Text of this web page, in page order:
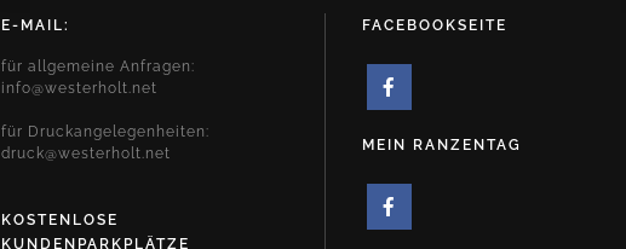
E-MAIL:
für allgemeine Anfragen:
info@westerholt.net
für Druckangelegenheiten:
druck@westerholt.net
KOSTENLOSE
KUNDENPARKPLÄTZE
FACEBOOKSEITE
MEIN RANZENTAG